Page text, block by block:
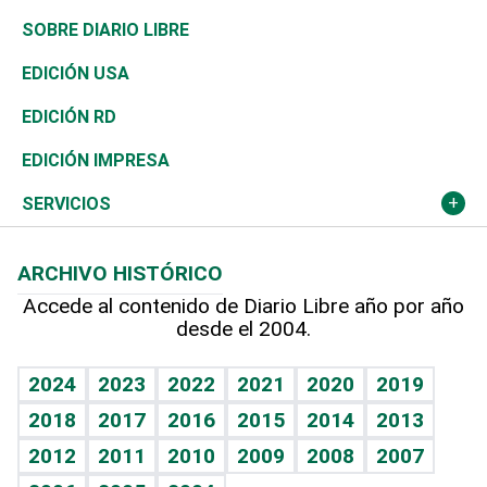
José Boquete
Reportajes
Asia
África
Ocenanía
Caribe
Resto del mundo
Consumo
Vivienda
Telecom.
Global y variable
Economía personal
Belleza
Buena Vida
Sociales
Novedades
Podcast Arte Libre
Hablando con el pediatra
Vida y familia
Eñe
Celebrando la vida
Golf
Ciclismo
Tenis
Olimpismo
Más deportes
Línea de hit
TBT Deportivo
De buena tinta
En Directo
El Espía
Noticiero Poteleche
Columnistas
Clima
Tecnología
Historia
Martes de tecnología
Cambio climático
Mundo
Economía
Revista
Deportes
Opinión
Hecho en casa
Guía del dinero
SOBRE DIARIO LIBRE
EDICIÓN USA
EDICIÓN RD
EDICIÓN IMPRESA
SERVICIOS
Cumpleaños
Horóscopos
Crucigramas
ARCHIVO HISTÓRICO
Accede al contenido de Diario Libre año por año
desde el 2004.
2024 2023 2022 2021 2020
2019
2018
2017 2016 2015 2014
2013
2012
2011 2010 2009 2008
2007